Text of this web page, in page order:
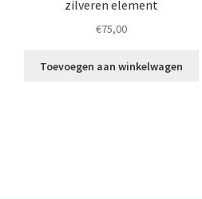
zilveren element
€75,00
Toevoegen aan winkelwagen